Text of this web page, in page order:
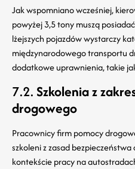
Jak wspomniano wcześniej,
powyżej 3,5 tony muszą
lżejszych pojazdów wystarczy
międzynarodowego transportu
dodatkowe uprawnienia, takie
7.2. Szkolenia z
drogowego
Pracownicy firm pomocy
szkoleni z zasad
kontekście pracy na